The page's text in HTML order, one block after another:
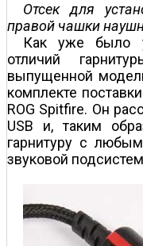
Отсек для
правой чашки
Как уже было
отличий
выпущенной
комплекте
ROG Spitfire. Он
USB и, таким
гарнитуру с
звуковой